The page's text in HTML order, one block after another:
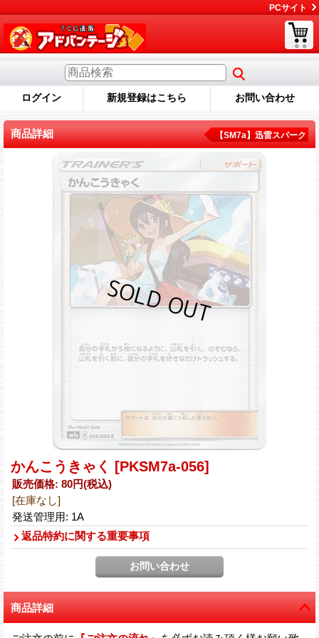
PCサイト
ログイン 新規登録はこちら お問い合わせ
商品詳細 【SM7a】迅雷スパーク
かんこうきゃく [PKSM7a-056]
販売価格: 80円(税込)
[在庫なし]
発送管理用: 1A
返品特約に関する重要事項
商品詳細